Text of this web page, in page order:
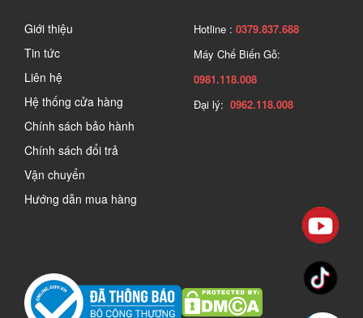
Giới thiệu
Tin tức
Liên hệ
Hệ thống cửa hàng
Chính sách bảo hành
Chính sách đổi trả
Vận chuyển
Hướng dẫn mua hàng
Hotline : 0379.837.688
Máy Chế Biến Gỗ:
0981.118.008
Đại lý: 0962.118.008